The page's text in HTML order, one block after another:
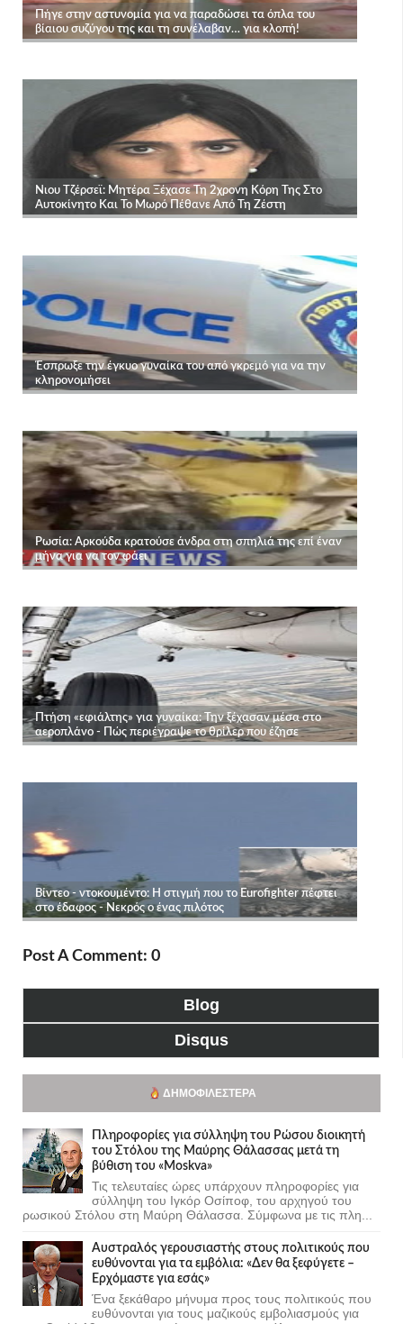
Post A Comment: 0
Blog
Disqus
ΔΗΜΟΦΙΛΈΣΤΕΡΑ
Πληροφορίες για σύλληψη του Ρώσου διοικητή
του Στόλου της Mαύρης Θάλασσας μετά τη
βύθιση του «Moskva»
Τις τελευταίες ώρες υπάρχουν πληροφορίες για
σύλληψη του Ιγκόρ Οσίποφ, του αρχηγού του
ρωσικού Στόλου στη Μαύρη Θάλασσα. Σύμφωνα με τις πλη...
Αυστραλός γερουσιαστής στους πολιτικούς που
ευθύνονται για τα εμβόλια: «Δεν θα ξεφύγετε –
Ερχόμαστε για εσάς»
Ένα ξεκάθαρο μήνυμα προς τους πολιτικούς που
ευθύνονται για τους μαζικούς εμβολιασμούς για